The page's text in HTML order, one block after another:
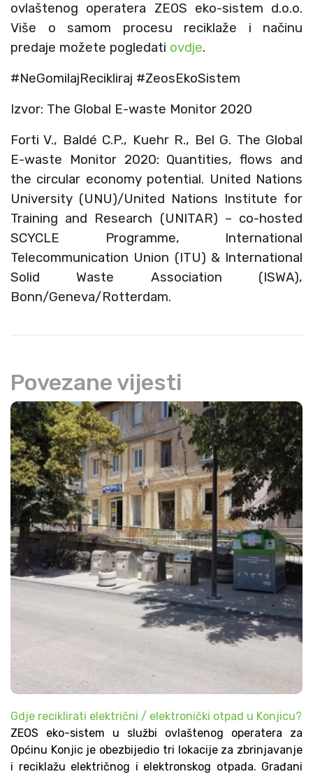
ovlaštenog operatera ZEOS eko-sistem d.o.o.
Više o samom procesu reciklaže i načinu
predaje možete pogledati ovdje.
#NeGomilajRecikliraj #ZeosEkoSistem
Izvor: The Global E-waste Monitor 2020
Forti V., Baldé C.P., Kuehr R., Bel G. The Global
E-waste Monitor 2020: Quantities, flows and
the circular economy potential. United Nations
University (UNU)/United Nations Institute for
Training and Research (UNITAR) – co-hosted
SCYCLE Programme, International
Telecommunication Union (ITU) & International
Solid Waste Association (ISWA),
Bonn/Geneva/Rotterdam.
Povezane vijesti
Gdje reciklirati električni / elektronički otpad u Konjicu?
ZEOS eko-sistem u službi ovlaštenog operatera za
Općinu Konjic je obezbijedio tri lokacije za zbrinjavanje
i reciklažu električnog i elektronskog otpada. Građani